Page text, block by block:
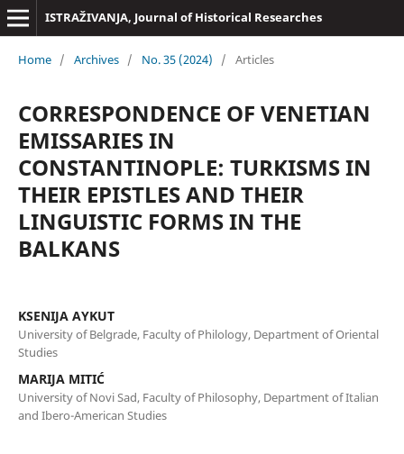
ISTRAŽIVANJA, Јournal of Historical Researches
Home / Archives / No. 35 (2024) / Articles
CORRESPONDENCE OF VENETIAN
EMISSARIES IN
CONSTANTINOPLE: TURKISMS IN
THEIR EPISTLES AND THEIR
LINGUISTIC FORMS IN THE
BALKANS
KSENIJA AYKUT
University of Belgrade, Faculty of Philology, Department of Oriental
Studies
MARIJA MITIĆ
University of Novi Sad, Faculty of Philosophy, Department of Italian
and Ibero-American Studies